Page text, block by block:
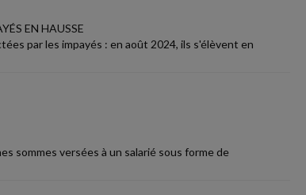
EN HAUSSE
par les impayés : en août 2024, ils s'élèvent en
sommes versées à un salarié sous forme de